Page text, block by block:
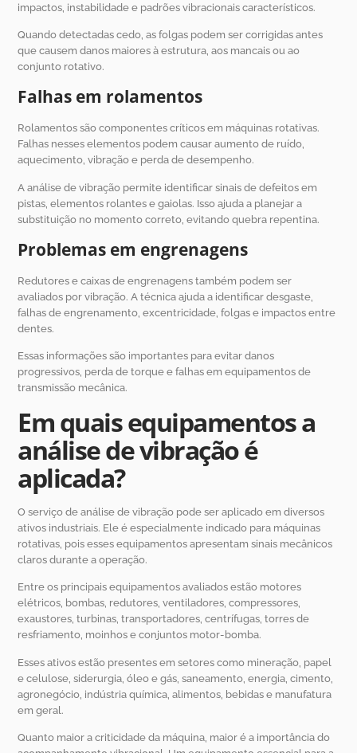
impactos, instabilidade e padrões vibracionais característicos.
Quando detectadas cedo, as folgas podem ser corrigidas antes
que causem danos maiores à estrutura, aos mancais ou ao
conjunto rotativo.
Falhas em rolamentos
Rolamentos são componentes críticos em máquinas rotativas.
Falhas nesses elementos podem causar aumento de ruído,
aquecimento, vibração e perda de desempenho.
A análise de vibração permite identificar sinais de defeitos em
pistas, elementos rolantes e gaiolas. Isso ajuda a planejar a
substituição no momento correto, evitando quebra repentina.
Problemas em engrenagens
Redutores e caixas de engrenagens também podem ser
avaliados por vibração. A técnica ajuda a identificar desgaste,
falhas de engrenamento, excentricidade, folgas e impactos entre
dentes.
Essas informações são importantes para evitar danos
progressivos, perda de torque e falhas em equipamentos de
transmissão mecânica.
Em quais equipamentos a
análise de vibração é
aplicada?
O serviço de análise de vibração pode ser aplicado em diversos
ativos industriais. Ele é especialmente indicado para máquinas
rotativas, pois esses equipamentos apresentam sinais mecânicos
claros durante a operação.
Entre os principais equipamentos avaliados estão motores
elétricos, bombas, redutores, ventiladores, compressores,
exaustores, turbinas, transportadores, centrífugas, torres de
resfriamento, moinhos e conjuntos motor-bomba.
Esses ativos estão presentes em setores como mineração, papel
e celulose, siderurgia, óleo e gás, saneamento, energia, cimento,
agronegócio, indústria química, alimentos, bebidas e manufatura
em geral.
Quanto maior a criticidade da máquina, maior é a importância do